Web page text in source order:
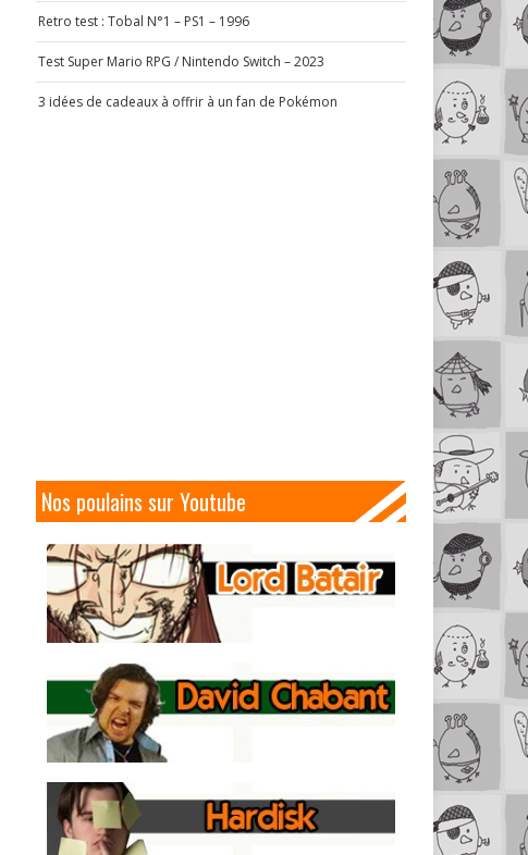
Retro test : Tobal N°1 – PS1 – 1996
Test Super Mario RPG / Nintendo Switch – 2023
3 idées de cadeaux à offrir à un fan de Pokémon
Nos poulains sur Youtube